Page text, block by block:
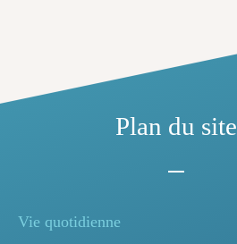
Plan du site
Vie quotidienne